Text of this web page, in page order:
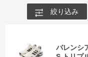
絞り込み
バレンシ